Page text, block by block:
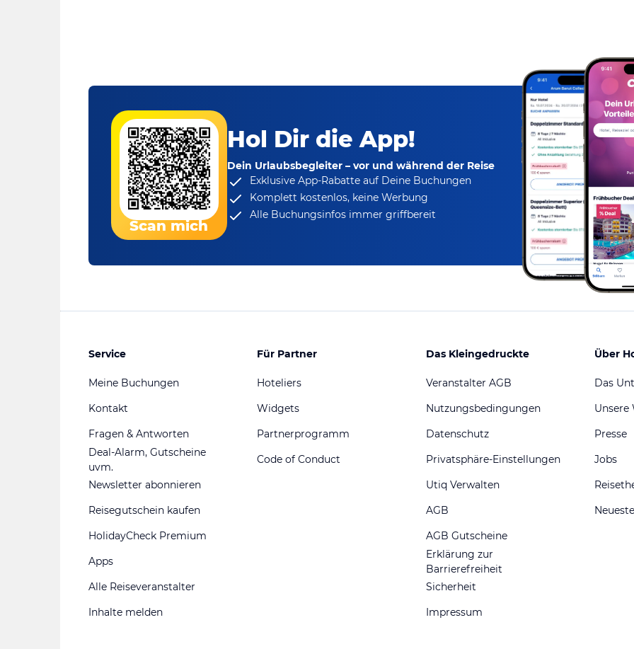
Scan mich
Hol Dir die App!
Dein Urlaubsbegleiter – vor und während der Reise
Exklusive App-Rabatteauf Deine Buchungen
Komplett kostenlos, keine Werbung
Alle Buchungsinfos immer griffbereit
Service
Meine Buchungen
Kontakt
Fragen & Antworten
Deal-Alarm, Gutscheine
uvm.
Newsletter abonnieren
Reisegutschein kaufen
HolidayCheck Premium
Apps
Alle Reiseveranstalter
Inhalte melden
Für Partner
Hoteliers
Widgets
Partnerprogramm
Code of Conduct
Das Kleingedruckte
Veranstalter AGB
Nutzungsbedingungen
Datenschutz
Privatsphäre-Einstellungen
Utiq Verwalten
AGB
AGB Gutscheine
Erklärung zur
Barrierefreiheit
Sicherheit
Impressum
Über
Das
Unsere
Presse
Jobs